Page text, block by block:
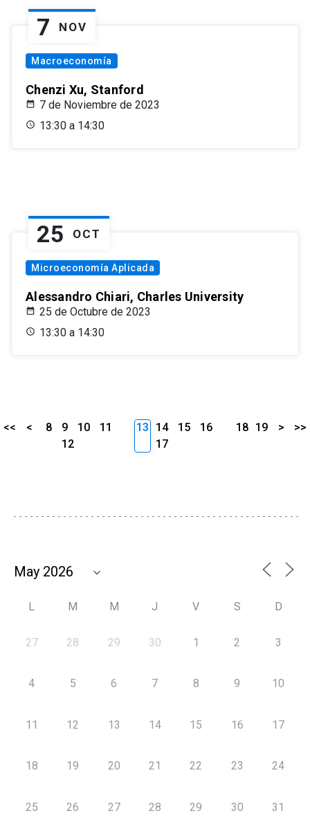
7 NOV
Macroeconomía
Chenzi Xu, Stanford
7 de Noviembre de 2023
13:30 a 14:30
25 OCT
Microeconomía Aplicada
Alessandro Chiari, Charles University
25 de Octubre de 2023
13:30 a 14:30
<< < 8 9 10
11
12
13 14 15
16
17
18 19 > >>
L M M J V S D
27 28 29 30 1 2 3
4 5 6 7 8 9 10
11 12 13 14 15 16 17
18 19 20 21 22 23 24
25 26 27 28 29 30 31